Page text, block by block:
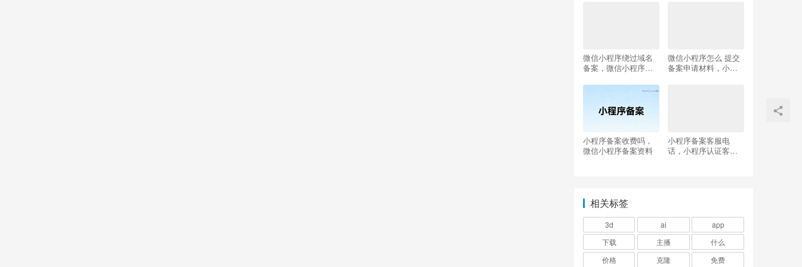
微信小程序绕过域名
备案，微信小程序绕
微信小程序怎么 提交
备案申请材料，小程
小程序备案收费吗，
微信小程序备案资料
小程序备案客服电
话，小程序认证客服
相关标签
3d ai
app
下载
主播
什么
价格
克隆 免费